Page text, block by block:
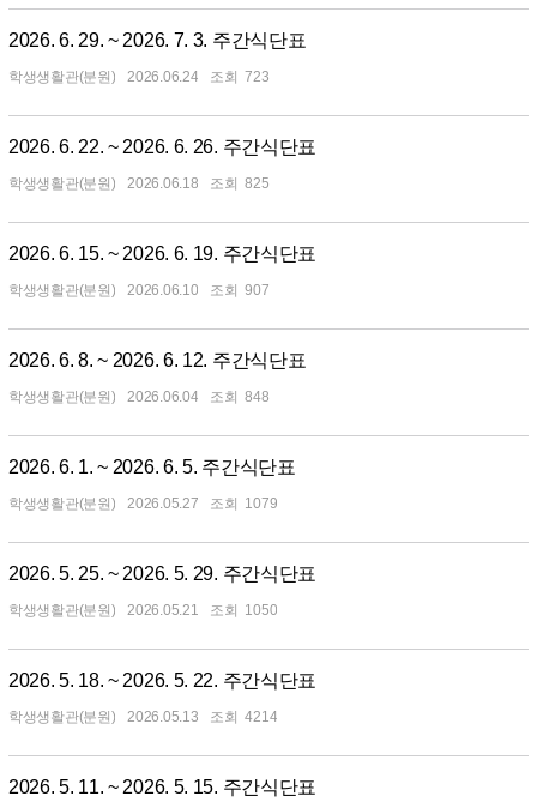
2026. 6. 29. ~ 2026. 7. 3. 주간식단표
학생생활관(분원) 2026.06.24 723
2026. 6. 22. ~ 2026. 6. 26. 주간식단표
학생생활관(분원) 2026.06.18 825
2026. 6. 15. ~ 2026. 6. 19. 주간식단표
학생생활관(분원) 2026.06.10 907
2026. 6. 8. ~ 2026. 6. 12. 주간식단표
학생생활관(분원) 2026.06.04 848
2026. 6. 1. ~ 2026. 6. 5. 주간식단표
학생생활관(분원) 2026.05.27 1079
2026. 5. 25. ~ 2026. 5. 29. 주간식단표
학생생활관(분원) 2026.05.21 1050
2026. 5. 18. ~ 2026. 5. 22. 주간식단표
학생생활관(분원) 2026.05.13 4214
2026. 5. 11. ~ 2026. 5. 15. 주간식단표